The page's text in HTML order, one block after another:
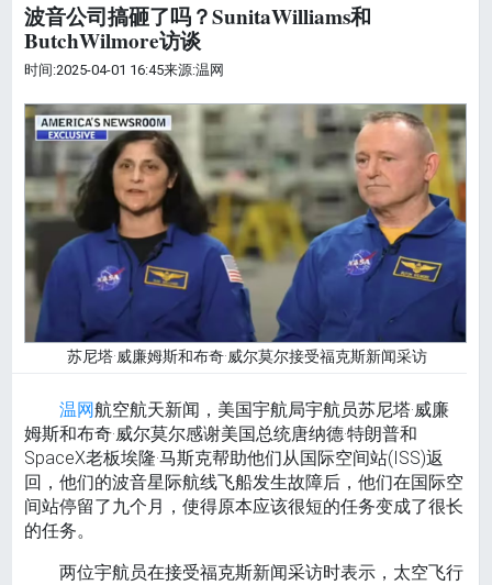
波音公司搞砸了吗？SunitaWilliams和
ButchWilmore访谈
时间:2025-04-01 16:45来源:温网
苏尼塔·威廉姆斯和布奇·威尔莫尔接受福克斯新闻采访
温网航空航天新闻，美国宇航局宇航员苏尼塔·威廉
姆斯和布奇·威尔莫尔感谢美国总统唐纳德·特朗普和
SpaceX老板埃隆·马斯克帮助他们从国际空间站(ISS)返
回，他们的波音星际航线飞船发生故障后，他们在国际空
间站停留了九个月，使得原本应该很短的任务变成了很长
的任务。
两位宇航员在接受福克斯新闻采访时表示，太空飞行